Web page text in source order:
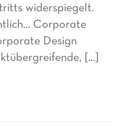
widerspiegelt.
Corporate
Design
[...]